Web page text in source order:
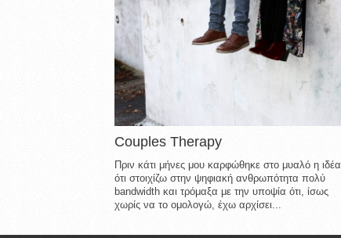
Couples Therapy
Πριν κάτι μήνες μου καρφώθηκε στο μυαλό η ιδέα
ότι στοιχίζω στην ψηφιακή ανθρωπότητα πολύ
bandwidth και τρόμαξα με την υποψία ότι, ίσως
χωρίς να το ομολογώ, έχω αρχίσει...